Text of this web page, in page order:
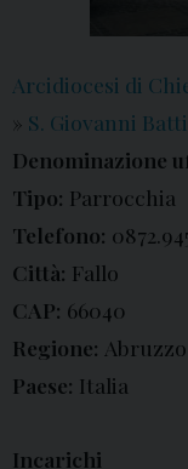
Arcidiocesi di
» S. Giovanni
Denominazione
Tipo: Parrocchia
Telefono:
Città: Fallo
CAP: 66040
Regione: Abruzzo
Paese: Italia
Incarichi